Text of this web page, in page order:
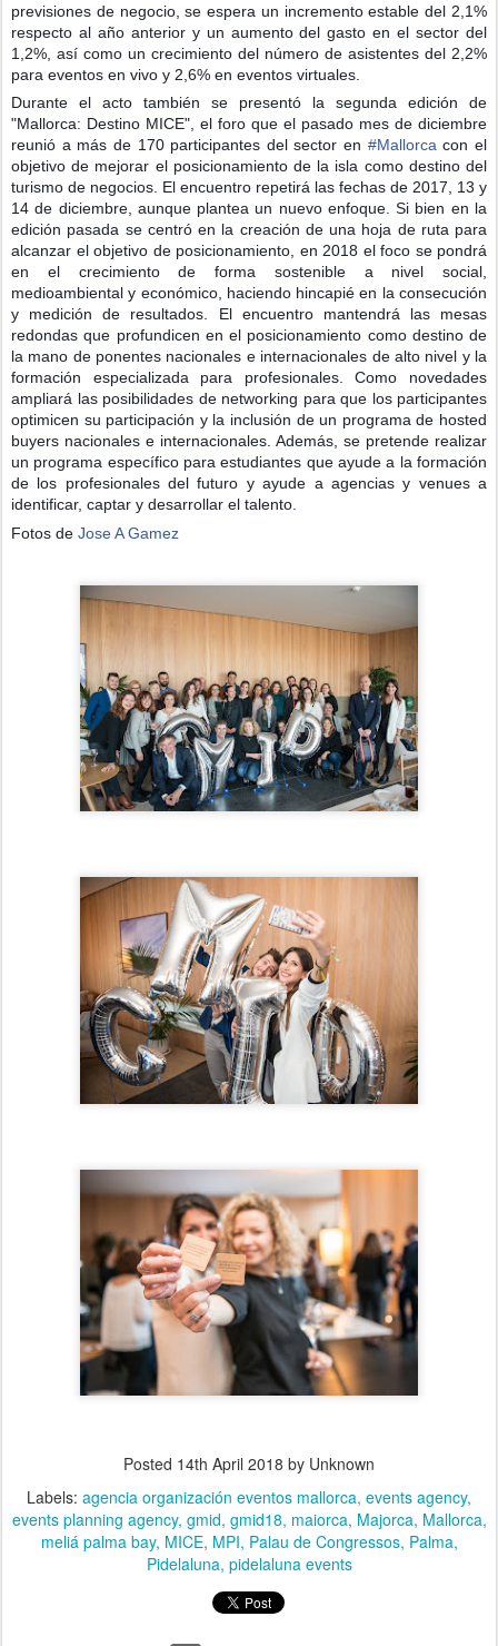
previsiones de negocio, se espera un incremento estable del 2,1%
respecto al año anterior y un aumento del gasto en el sector del
1,2%, así como un crecimiento del número de asistentes del 2,2%
para eventos en vivo y 2,6% en eventos virtuales.
Durante el acto también se presentó la segunda edición de
"Mallorca: Destino MICE", el foro que el pasado mes de diciembre
reunió a más de 170 participantes del sector en #Mallorca con el
objetivo de mejorar el posicionamiento de la isla como destino del
turismo de negocios. El encuentro repetirá las fechas de 2017, 13 y
14 de diciembre, aunque plantea un nuevo enfoque. Si bien en la
edición pasada se centró en la creación de una hoja de ruta para
alcanzar el objetivo de posicionamiento, en 2018 el foco se pondrá
en el crecimiento de forma sostenible a nivel social,
medioambiental y económico, haciendo hincapié en la consecución
y medición de resultados. El encuentro mantendrá las mesas
redondas que profundicen en el posicionamiento como destino de
la mano de ponentes nacionales e internacionales de alto nivel y la
formación especializada para profesionales. Como novedades
ampliará las posibilidades de networking para que los participantes
optimicen su participación y la inclusión de un programa de hosted
buyers nacionales e internacionales. Además, se pretende realizar
un programa específico para estudiantes que ayude a la formación
de los profesionales del futuro y ayude a agencias y venues a
identificar, captar y desarrollar el talento.
Fotos de Jose A Gamez
Posted 14th April 2018 by Unknown
Labels: agencia organización eventos mallorca events agency
events planning agency gmid gmid18 maiorca Majorca Mallorca
meliá palma bay MICE MPI Palau de Congressos Palma
Pidelaluna pidelaluna events